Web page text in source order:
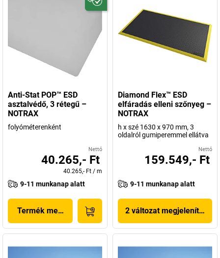
Anti-Stat POP™ ESD
asztalvédő, 3 rétegű –
NOTRAX
folyóméterenként
Nettó
40.265,- Ft
40.265,- Ft / m
9-11 munkanap alatt
Termék megjelenítése
Diamond Flex™ ESD
elfáradás elleni szőnyeg –
NOTRAX
h x szé 1630 x 970 mm, 3
oldalról gumiperemmel ellátva
Nettó
159.549,- Ft
9-11 munkanap alatt
2 változat megjelenítése